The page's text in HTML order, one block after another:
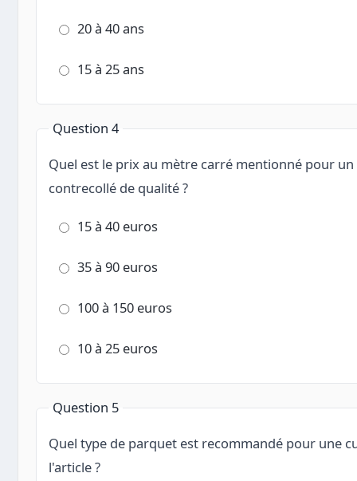
20 à 40 ans
15 à 25 ans
Question 4
Quel est le prix au mètre carré mentionné pour
contrecollé de qualité ?
15 à 40 euros
35 à 90 euros
100 à 150 euros
10 à 25 euros
Question 5
Quel type de parquet est recommandé pour une
l'article ?